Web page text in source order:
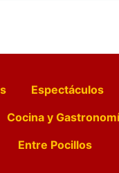
Espectáculos
Cocina y
Entre Pocillos